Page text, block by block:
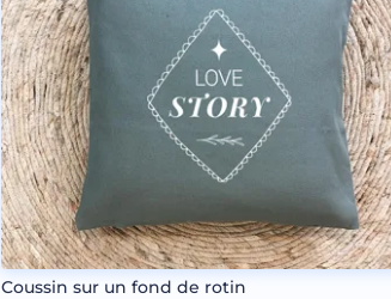
Coussin sur un fond de rotin